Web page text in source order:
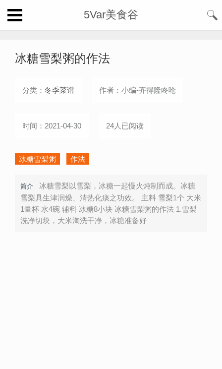
5Var美食谷
冰糖雪梨粥的作法
分类： 冬季菜谱 作者：小编-齐得隆咚呛
时间：2021-04-30 24人已阅读
冰糖雪梨粥 作法
简介
冰糖雪梨以雪梨，冰糖一起慢火炖制而成。冰糖
雪梨具生津润燥、清热化痰之功效。 主料 雪梨1个 大米
1量杯 水4碗 辅料 冰糖8小块 冰糖雪梨粥的作法 1.雪梨
洗净切块，大米淘洗干净，冰糖准备好